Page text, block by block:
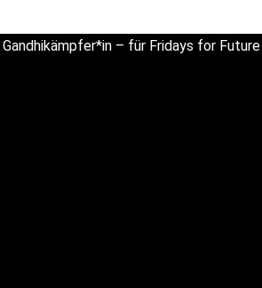
Gandhikämpfer*in – für Fridays for Future